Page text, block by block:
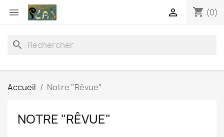
 shopping_cart (0)

search
Accueil Notre "Rêvue"
NOTRE "RÊVUE"